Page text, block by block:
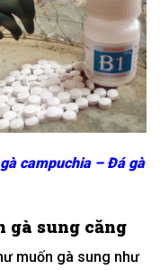
campuchia – Đá gà
gà sung căng
muốn gà sung như